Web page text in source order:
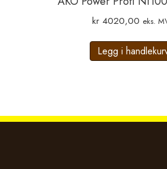
kr4020,00 eks.
Legg i